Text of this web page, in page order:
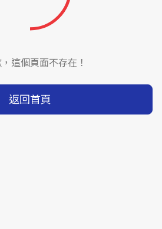
這個頁面不存在！
返回首頁